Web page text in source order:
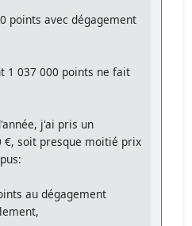
points avec dégagement
1 037 000 points ne fait
j'ai pris un
€, soit presque moitié prix
au dégagement